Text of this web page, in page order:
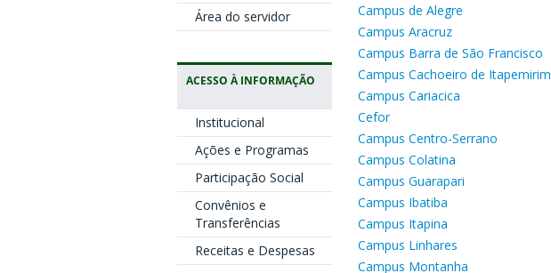
Área do servidor
ACESSO À INFORMAÇÃO
Institucional
Ações e Programas
Participação Social
Convênios e
Transferências
Receitas e Despesas
Campus de Alegre
Campus Aracruz
Campus Barra de São Francisco
Campus Cachoeiro de Itapemirim
Campus Cariacica
Cefor
Campus Centro-Serrano
Campus Colatina
Campus Guarapari
Campus Ibatiba
Campus Itapina
Campus Linhares
Campus Montanha